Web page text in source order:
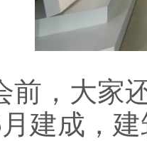
大家还
建成，